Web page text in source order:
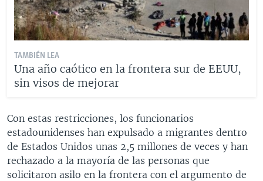
TAMBIÉN LEA
Una año caótico en la frontera sur de EEUU,
sin visos de mejorar
Con estas restricciones, los funcionarios
estadounidenses han expulsado a migrantes dentro
de Estados Unidos unas 2,5 millones de veces y han
rechazado a la mayoría de las personas que
solicitaron asilo en la frontera con el argumento de